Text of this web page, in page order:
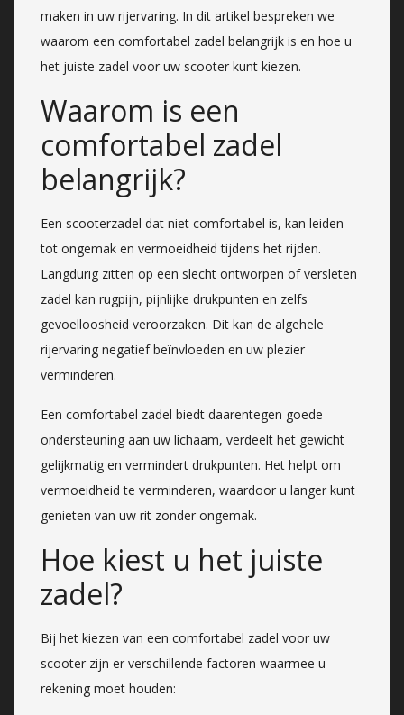
maken in uw rijervaring. In dit artikel bespreken we
waarom een comfortabel zadel belangrijk is en hoe u
het juiste zadel voor uw scooter kunt kiezen.
Waarom is een
comfortabel zadel
belangrijk?
Een scooterzadel dat niet comfortabel is, kan leiden
tot ongemak en vermoeidheid tijdens het rijden.
Langdurig zitten op een slecht ontworpen of versleten
zadel kan rugpijn, pijnlijke drukpunten en zelfs
gevoelloosheid veroorzaken. Dit kan de algehele
rijervaring negatief beïnvloeden en uw plezier
verminderen.
Een comfortabel zadel biedt daarentegen goede
ondersteuning aan uw lichaam, verdeelt het gewicht
gelijkmatig en vermindert drukpunten. Het helpt om
vermoeidheid te verminderen, waardoor u langer kunt
genieten van uw rit zonder ongemak.
Hoe kiest u het juiste
zadel?
Bij het kiezen van een comfortabel zadel voor uw
scooter zijn er verschillende factoren waarmee u
rekening moet houden: